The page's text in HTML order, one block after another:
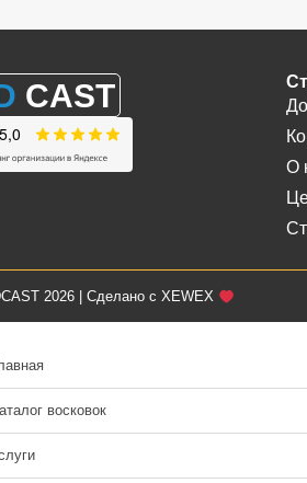
CAST
О
2026 | Сделано с XEWEX
восковок